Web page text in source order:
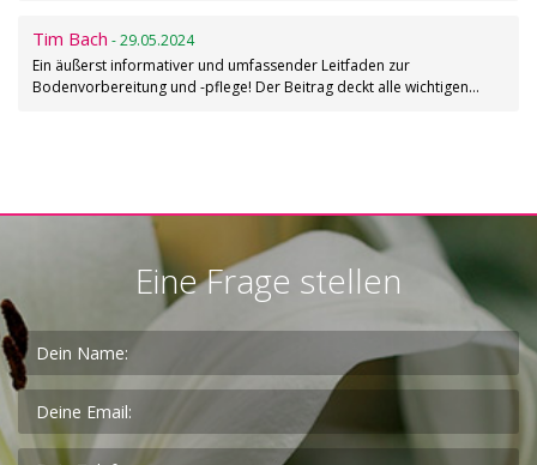
Tim Bach - 29.05.2024
Ein äußerst informativer und umfassender Leitfaden zur
Bodenvorbereitung und -pflege! Der Beitrag deckt alle wichtigen…
Eine Frage stellen